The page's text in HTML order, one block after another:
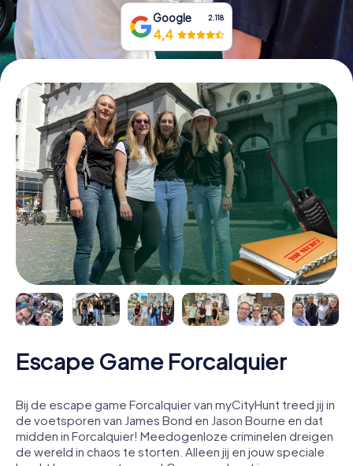
Google 2.118
4,4
Escape Game Forcalquier
Bij de escape game Forcalquier van myCityHunt treed jij in
de voetsporen van James Bond en Jason Bourne en dat
midden in Forcalquier! Meedogenloze criminelen dreigen
de wereld in chaos te storten. Alleen jij en jouw speciale